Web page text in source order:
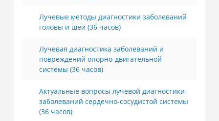
Лучевые методы диагностики заболеваний
головы и шеи (36 часов)
Лучевая диагностика заболеваний и
повреждений опорно-двигательной
системы (36 часов)
Актуальные вопросы лучевой диагностики
заболеваний сердечно-сосудистой системы
(36 часов)